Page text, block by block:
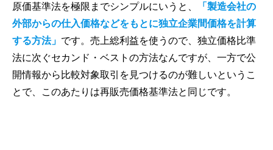
原価基準法を極限までシンプルにいうと、
「製造会社の
外部からの仕入価格などをもとに独立企業間価格を計算
する方法」 です。売上総利益を使うので、独立価格比準
法に次ぐセカンド・ベストの方法なんですが、一方で公
開情報から比較対象取引を見つけるのが難しいというこ
とで、このあたりは再販売価格基準法と同じです。